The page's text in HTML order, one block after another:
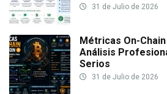
31 de Julio de 2026
Métricas On-
Análisis
Serios
31 de Julio de 2026